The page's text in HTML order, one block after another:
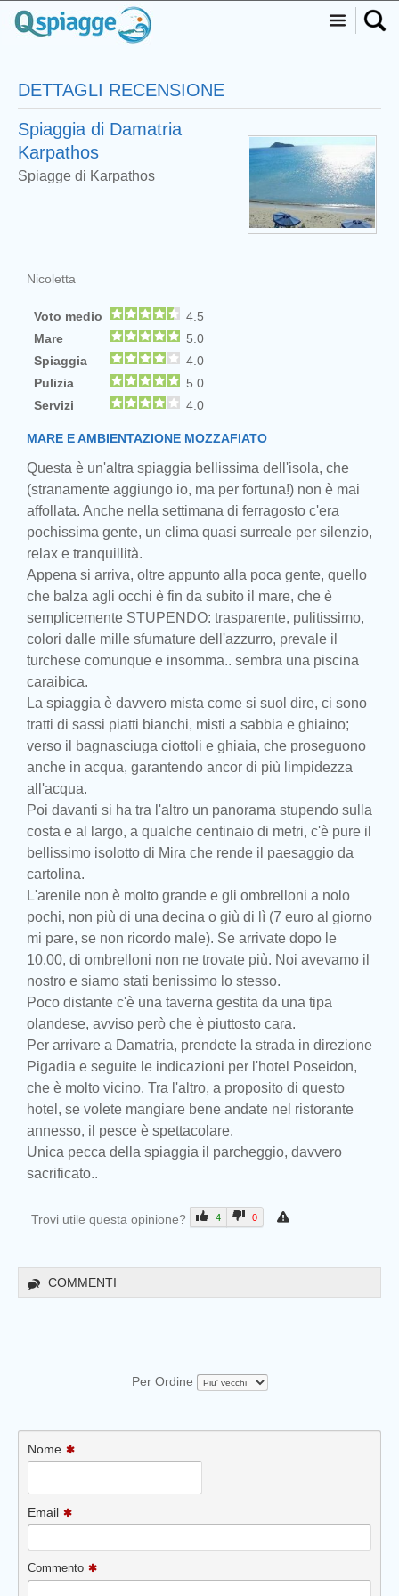
DETTAGLI RECENSIONE
Spiaggia di Damatria
Karpathos
Spiagge di Karpathos
Nicoletta
Voto medio
4.5
Mare
5.0
Spiaggia
4.0
Pulizia
5.0
Servizi
4.0
MARE E AMBIENTAZIONE MOZZAFIATO
Questa è un'altra spiaggia bellissima dell'isola, che
(stranamente aggiungo io, ma per fortuna!) non è mai
affollata. Anche nella settimana di ferragosto c'era
pochissima gente, un clima quasi surreale per silenzio,
relax e tranquillità.
Appena si arriva, oltre appunto alla poca gente, quello
che balza agli occhi è fin da subito il mare, che è
semplicemente STUPENDO: trasparente, pulitissimo,
colori dalle mille sfumature dell'azzurro, prevale il
turchese comunque e insomma.. sembra una piscina
caraibica.
La spiaggia è davvero mista come si suol dire, ci sono
tratti di sassi piatti bianchi, misti a sabbia e ghiaino;
verso il bagnasciuga ciottoli e ghiaia, che proseguono
anche in acqua, garantendo ancor di più limpidezza
all'acqua.
Poi davanti si ha tra l'altro un panorama stupendo sulla
costa e al largo, a qualche centinaio di metri, c'è pure il
bellissimo isolotto di Mira che rende il paesaggio da
cartolina.
L'arenile non è molto grande e gli ombrelloni a nolo
pochi, non più di una decina o giù di lì (7 euro al giorno
mi pare, se non ricordo male). Se arrivate dopo le
10.00, di ombrelloni non ne trovate più. Noi avevamo il
nostro e siamo stati benissimo lo stesso.
Poco distante c'è una taverna gestita da una tipa
olandese, avviso però che è piuttosto cara.
Per arrivare a Damatria, prendete la strada in direzione
Pigadia e seguite le indicazioni per l'hotel Poseidon,
che è molto vicino. Tra l'altro, a proposito di questo
hotel, se volete mangiare bene andate nel ristorante
annesso, il pesce è spettacolare.
Unica pecca della spiaggia il parcheggio, davvero
sacrificato..
Trovi utile questa opinione? 4 0
COMMENTI
Per Ordine
Nome
Email
Commento